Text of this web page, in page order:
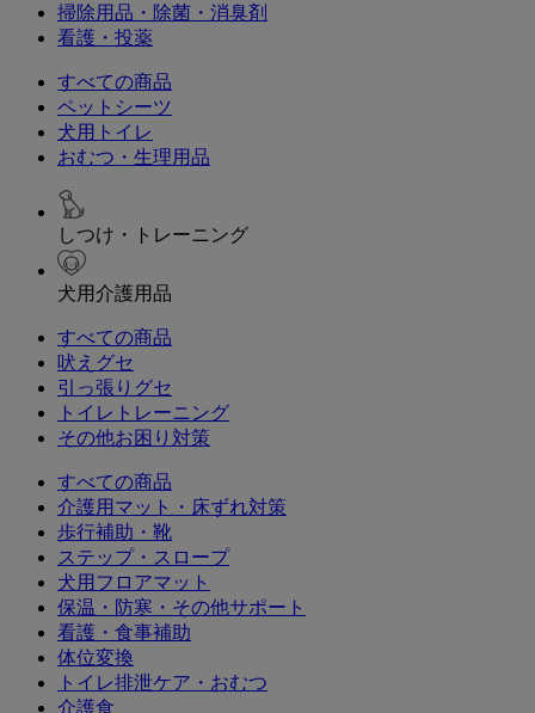
掃除用品・除菌・消臭剤
看護・投薬
すべての商品
ペットシーツ
犬用トイレ
おむつ・生理用品
しつけ・トレーニング
犬用介護用品
すべての商品
吠えグセ
引っ張りグセ
トイレトレーニング
その他お困り対策
すべての商品
介護用マット・床ずれ対策
歩行補助・靴
ステップ・スロープ
犬用フロアマット
保温・防寒・その他サポート
看護・食事補助
体位変換
トイレ排泄ケア・おむつ
介護食